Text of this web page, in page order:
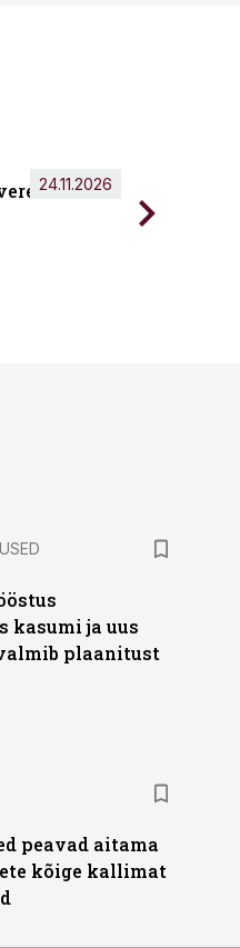
2026
24.11.2026
kasumi ja uus
plaanitust
peavad aitama
kõige kallimat